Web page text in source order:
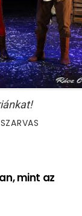
SZARVAS
mint az